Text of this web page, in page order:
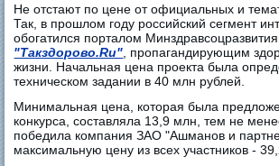
Не отстают по цене от официальных и
Так, в прошлом году российский сегмент
обогатился порталом Минздравсоцразвития
"Такздорово.Ru" , пропагандирующим
жизни. Начальная цена проекта была
техническом задании в 40 млн рублей.
Минимальная цена, которая была
конкурса, составляла 13,9 млн, тем не
победила компания ЗАО "Ашманов и
максимальную цену из всех участников -